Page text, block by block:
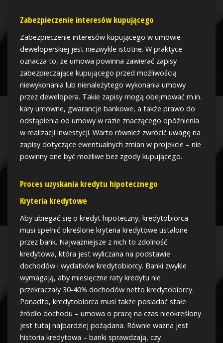
Zabezpieczenie interesów kupującego
Zabezpieczenie interesów kupującego w umowie
deweloperskiej jest niezwykle istotne. W praktyce
oznacza to, że umowa powinna zawierać zapisy
zabezpieczające kupującego przed możliwością
niewykonania lub nienależytego wykonania umowy
przez dewelopera. Takie zapisy mogą obejmować m.in.
kary umowne, gwarancje bankowe, a także prawo do
odstąpienia od umowy w razie znaczącego opóźnienia
w realizacji inwestycji. Warto również zwrócić uwagę na
zapisy dotyczące ewentualnych zmian w projekcie – nie
powinny one być możliwe bez zgody kupującego.
Proces uzyskania kredytu hipotecznego
Kryteria kredytowe
Aby ubiegać się o kredyt hipoteczny, kredytobiorca
musi spełnić określone kryteria kredytowe ustalone
przez bank. Najważniejsze z nich to zdolność
kredytowa, która jest wyliczana na podstawie
dochodów i wydatków kredytobiorcy. Banki zwykle
wymagają, aby miesięczne raty kredytu nie
przekraczały 30-40% dochodów netto kredytobiorcy.
Ponadto, kredytobiorca musi także posiadać stałe
źródło dochodu – umowa o pracę na czas nieokreślony
jest tutaj najbardziej pożądana. Równie ważna jest
historia kredytowa – banki sprawdzają, czy